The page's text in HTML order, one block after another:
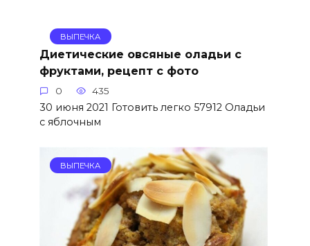
ВЫПЕЧКА
Диетические овсяные оладьи с
фруктами, рецепт с фото
0 435
30 июня 2021 Готовить легко 57912 Оладьи
с яблочным
ВЫПЕЧКА